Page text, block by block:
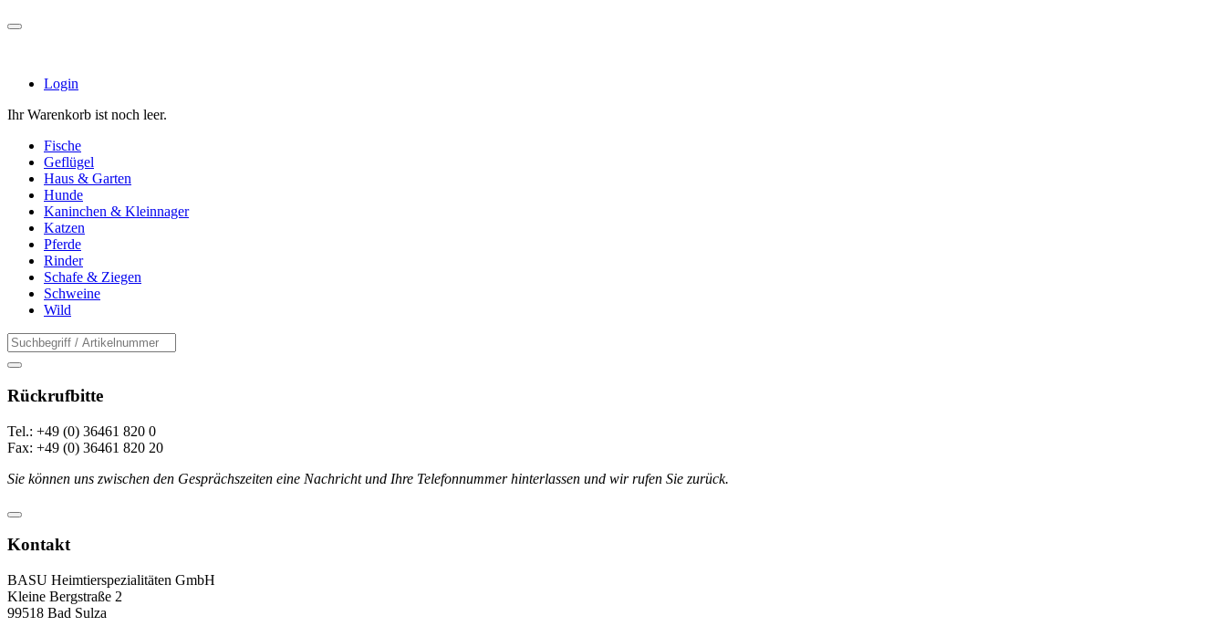
Login
Ihr Warenkorb ist noch leer.
Fische
Geflügel
Haus & Garten
Hunde
Kaninchen & Kleinnager
Katzen
Pferde
Rinder
Schafe & Ziegen
Schweine
Wild
Rückrufbitte
Tel.: +49 (0) 36461 820 0
Fax: +49 (0) 36461 820 20
Sie können uns zwischen den Gesprächszeiten eine Nachricht und Ihre Telefonnummer hinterlassen und wir rufen Sie zurück.
Kontakt
BASU Heimtierspezialitäten GmbH
Kleine Bergstraße 2
99518 Bad Sulza